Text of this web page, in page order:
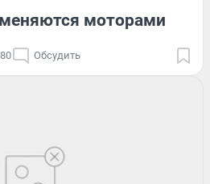
моторами
Обсудить